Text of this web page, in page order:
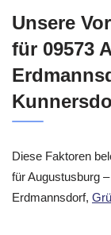
Unsere
für 09573
Diese Faktoren
für Augustusburg
Erdmannsdorf,